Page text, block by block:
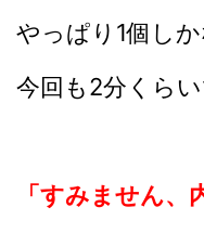
やっぱり1個しか
今回も2分くらい
「すみません、